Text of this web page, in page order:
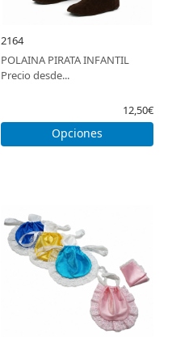
2164
POLAINA PIRATA INFANTIL
Precio desde...
12,50€
Opciones